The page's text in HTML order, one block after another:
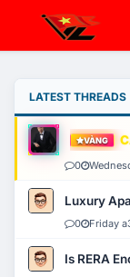
LATEST THREADS
VÀNG
0
Luxury
0 Friday
Is RERA